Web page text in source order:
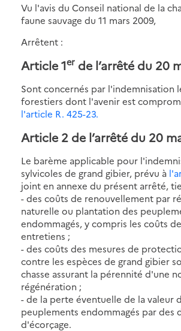
Vu l'avis du Conseil national de la
faune sauvage du 11 mars 2009,
Arrêtent :
Article 1er de l’arrêté du 20
Sont concernés par l'indemnisation
forestiers dont l'avenir est
l'article R. 425-23.
Article 2 de l’arrêté du 20
Le barème applicable pour
sylvicoles de grand gibier, prévu à
joint en annexe du présent arrêté,
- des coûts de renouvellement par
naturelle ou plantation des
endommagés, y compris les coûts
entretiens ;
- des coûts des mesures de
contre les espèces de grand gibier
chasse assurant la pérennité d'une
régénération ;
- de la perte éventuelle de la valeur
peuplements endommagés par des
d'écorçage.